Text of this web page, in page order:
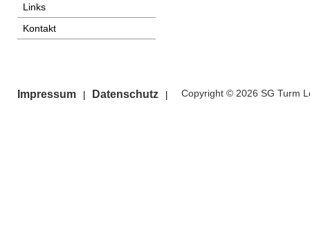
Links
Kontakt
Impressum Datenschutz Copyright © 2026 SG Turm